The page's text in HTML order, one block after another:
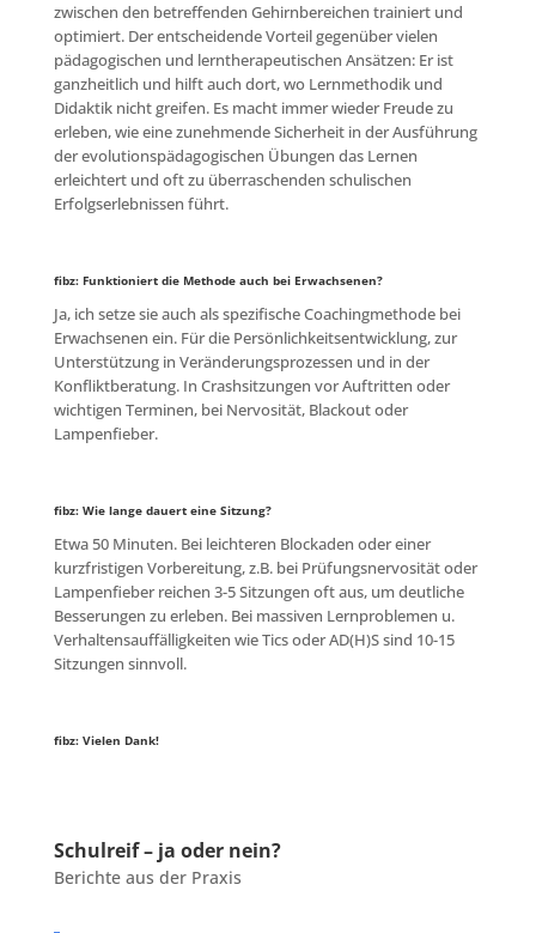
zwischen den betreffenden Gehirnbereichen trainiert und
optimiert. Der entscheidende Vorteil gegenüber vielen
pädagogischen und lerntherapeutischen Ansätzen: Er ist
ganzheitlich und hilft auch dort, wo Lernmethodik und
Didaktik nicht greifen. Es macht immer wieder Freude zu
erleben, wie eine zunehmende Sicherheit in der Ausführung
der evolutionspädagogischen Übungen das Lernen
erleichtert und oft zu überraschenden schulischen
Erfolgserlebnissen führt.
fibz: Funktioniert die Methode auch bei Erwachsenen?
Ja, ich setze sie auch als spezifische Coachingmethode bei
Erwachsenen ein. Für die Persönlichkeitsentwicklung, zur
Unterstützung in Veränderungsprozessen und in der
Konfliktberatung. In Crashsitzungen vor Auftritten oder
wichtigen Terminen, bei Nervosität, Blackout oder
Lampenfieber.
fibz: Wie lange dauert eine Sitzung?
Etwa 50 Minuten. Bei leichteren Blockaden oder einer
kurzfristigen Vorbereitung, z.B. bei Prüfungsnervosität oder
Lampenfieber reichen 3-5 Sitzungen oft aus, um deutliche
Besserungen zu erleben. Bei massiven Lernproblemen u.
Verhaltensauffälligkeiten wie Tics oder AD(H)S sind 10-15
Sitzungen sinnvoll.
fibz: Vielen Dank!
Schulreif – ja oder nein?
Berichte aus der Praxis